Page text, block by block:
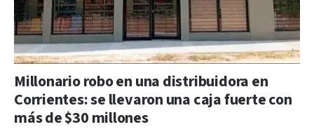
Millonario robo en una distribuidora en
Corrientes: se llevaron una caja fuerte con
más de $30 millones